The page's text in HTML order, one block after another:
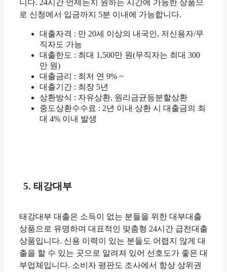
니다. 24시간 언제든지 원하는 시간에 가능한 상품으
로 신청에서 입금까지 5분 이내에 가능합니다.
대출자격 : 만 20세 이상의 내국인, 저신용자/무
직자도 가능
대출한도 : 최대 1,500만 원(무직자는 최대 300
만 원)
대출금리 : 최저 연 9% ~
대출기간 : 최장 5년
상환방식 : 자유상환, 원리금균등분할상환
중도상환수수료 : 2년 이내 상환 시 대출금의 최
대 4% 이내 발생
5. 태강대부
태강대부 대출은 소득이 없는 분들을 위한 대부대출
상품으로 유명하며 대표적인 맞춤형 24시간 급전대출
상품입니다. 신용 이력이 있는 분들도 어렵지 않게 대
출을 할 수 있는 곳으로 알려져 있어 선호도가 좋은 대
부업체입니다. 소비자 평판도 조사에서 항상 상위권